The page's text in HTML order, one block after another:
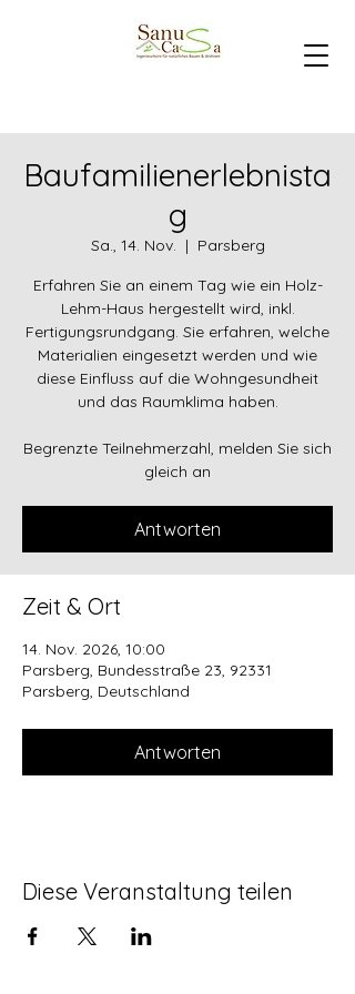
Baufamilienerlebnista
g
Sa., 14. Nov.
  |
Parsberg
Erfahren Sie an einem Tag wie ein Holz-
Lehm-Haus hergestellt wird, inkl.
Fertigungsrundgang. Sie erfahren, welche
Materialien eingesetzt werden und wie
diese Einfluss auf die Wohngesundheit
und das Raumklima haben.
Begrenzte Teilnehmerzahl, melden Sie sich
gleich an
Antworten
Zeit & Ort
14. Nov. 2026, 10:00
Parsberg, Bundesstraße 23, 92331
Parsberg, Deutschland
Antworten
Diese Veranstaltung teilen